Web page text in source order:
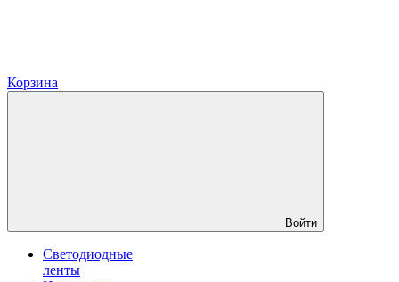
Корзина
Войти
Светодиодные
ленты